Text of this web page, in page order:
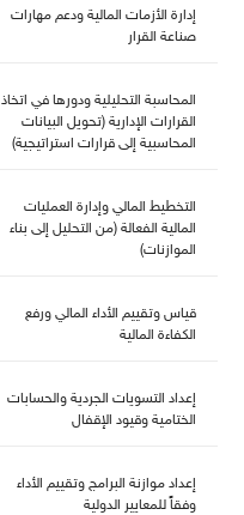
إدارة الأزمات المالية ودعم مهارات
صناعة القرار
المحاسبة التحليلية ودورها في اتخاذ
القرارات الإدارية (تحويل البيانات
المحاسبية إلى قرارات استراتيجية)
التخطيط المالي وإدارة العمليات
المالية الفعالة (من التحليل إلى بناء
الموازنات)
قياس وتقييم الأداء المالي ورفع
الكفاءة المالية
إعداد التسويات الجردية والحسابات
الختامية وقيود الإقفا
إعداد موازنة البرامج وتقييم الأداء
وفقاً للمعايير الدولية